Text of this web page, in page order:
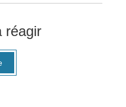
réagir